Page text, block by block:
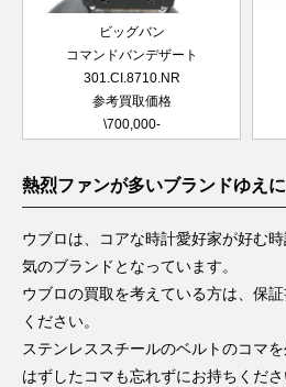
ビッグバン
コマンドバンデザート
301.CI.8710.NR
参考買取価格
\700,000-
熱烈ファンが多いブランドゆえ
ウブロは、コアな時計愛好家が好む
気のブランドとなっています。
ウブロの買取を考えている方は、保
ください。
ステンレススチールのベルトのコマ
はずしたコマも忘れずにお持ちくだ